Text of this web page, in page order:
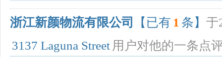
浙江新颜物流有限公司 【已有 1 条】 于
3137 Laguna Street 用户对他的一条点